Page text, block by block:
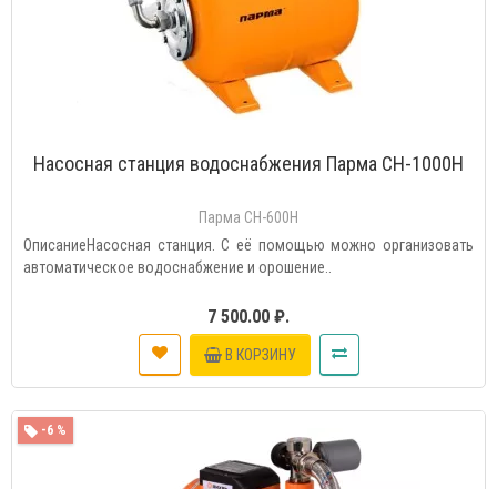
Насосная станция водоснабжения Парма СН-1000Н
Парма СН-600Н
ОписаниеНасосная станция. С её помощью можно организовать
автоматическое водоснабжение и орошение..
7 500.00 ₽.
В КОРЗИНУ
-6 %